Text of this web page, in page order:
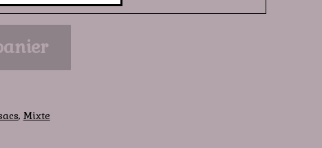
, Mixte